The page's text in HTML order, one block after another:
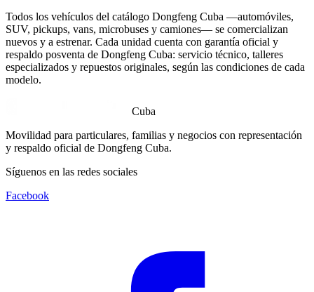
Todos los vehículos del catálogo Dongfeng Cuba —automóviles,
SUV, pickups, vans, microbuses y camiones— se comercializan
nuevos y a estrenar. Cada unidad cuenta con garantía oficial y
respaldo posventa de Dongfeng Cuba: servicio técnico, talleres
especializados y repuestos originales, según las condiciones de cada
modelo.
Cuba
Movilidad para particulares, familias y negocios con representación
y respaldo oficial de Dongfeng Cuba.
Síguenos en las redes sociales
Facebook